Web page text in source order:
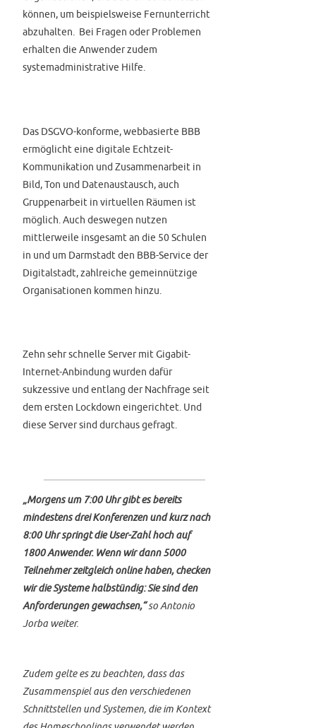
können, um beispielsweise Fernunterricht
abzuhalten. Bei Fragen oder Problemen
erhalten die Anwender zudem
systemadministrative Hilfe.
Das DSGVO-konforme, webbasierte BBB
ermöglicht eine digitale Echtzeit-
Kommunikation und Zusammenarbeit in
Bild, Ton und Datenaustausch, auch
Gruppenarbeit in virtuellen Räumen ist
möglich. Auch deswegen nutzen
mittlerweile insgesamt an die 50 Schulen
in und um Darmstadt den BBB-Service der
Digitalstadt, zahlreiche gemeinnützige
Organisationen kommen hinzu.
Zehn sehr schnelle Server mit Gigabit-
Internet-Anbindung wurden dafür
sukzessive und entlang der Nachfrage seit
dem ersten Lockdown eingerichtet. Und
diese Server sind durchaus gefragt.
„Morgens um 7:00 Uhr gibt es bereits
mindestens drei Konferenzen und kurz nach
8:00 Uhr springt die User-Zahl hoch auf
1800 Anwender. Wenn wir dann 5000
Teilnehmer zeitgleich online haben, checken
wir die Systeme halbstündig: Sie sind den
Anforderungen gewachsen,“so Antonio
Jorba weiter.
Zudem gelte es zu beachten, dass das
Zusammenspiel aus den verschiedenen
Schnittstellen und Systemen, die im Kontext